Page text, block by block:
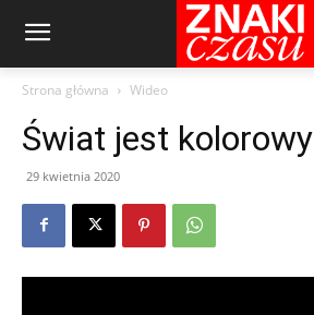
Strona główna Wideo
Świat jest kolorowy
29 kwietnia 2020